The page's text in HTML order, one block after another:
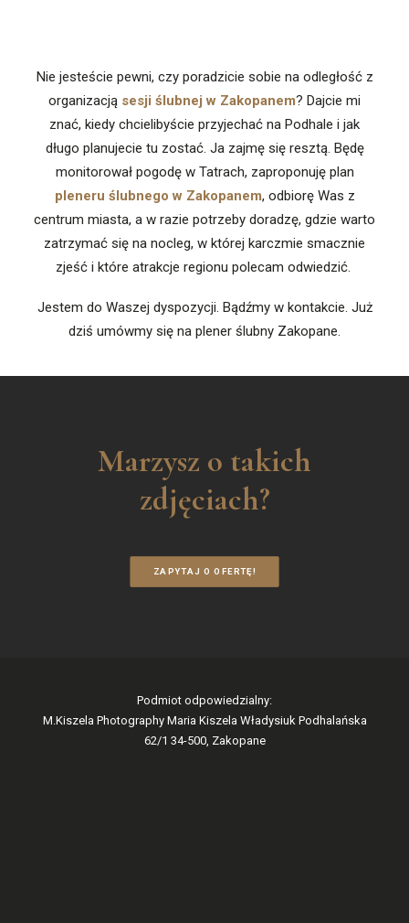
Nie jesteście pewni, czy poradzicie sobie na odległość z
organizacją sesji ślubnej w Zakopanem? Dajcie mi
znać, kiedy chcielibyście przyjechać na Podhale i jak
długo planujecie tu zostać. Ja zajmę się resztą. Będę
monitorował pogodę w Tatrach, zaproponuję plan
pleneru ślubnego w Zakopanem, odbiorę Was z
centrum miasta, a w razie potrzeby doradzę, gdzie warto
zatrzymać się na nocleg, w której karczmie smacznie
zjeść i które atrakcje regionu polecam odwiedzić.
Jestem do Waszej dyspozycji. Bądźmy w kontakcie. Już
dziś umówmy się na plener ślubny Zakopane.
Marzysz o takich
zdjęciach?
ZAPYTAJ O OFERTĘ!
Podmiot odpowiedzialny:
M.Kiszela Photography Maria Kiszela Władysiuk Podhalańska
62/1 34-500, Zakopane